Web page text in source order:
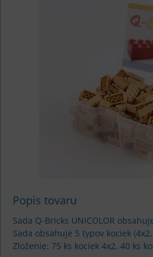
Popis tovaru
Sada Q-Bricks UNICOLOR
Sada obsahuje 5 typov kociek
Zloženie: 75 ks kociek 4x2, 40 ks